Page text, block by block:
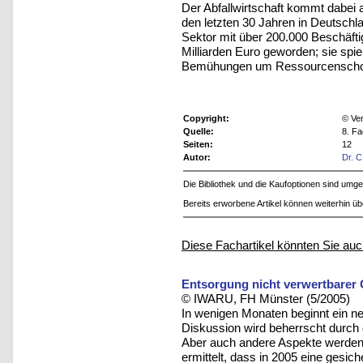
Der Abfallwirtschaft kommt dabei
den letzten 30 Jahren in
Sektor mit über 200.000
Milliarden Euro geworden; sie
Bemühungen um
Copyright:
©
Quelle:
8.
Seiten:
12
Autor:
Dr.
Die Bibliothek und die Kaufoptionen sind
Bereits erworbene Artikel können weiterhin
Diese Fachartikel könnten Sie
Entsorgung nicht verwertbarer
© IWARU, FH Münster (5/2005)
In wenigen Monaten beginnt ein
Diskussion wird beherrscht
Aber auch andere Aspekte
ermittelt, dass in 2005 eine